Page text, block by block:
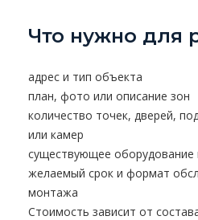
Что нужно для
адрес и тип объекта
план, фото или описание зон
количество точек, дверей,
или камер
существующее оборудование
желаемый срок и формат
монтажа
Стоимость зависит от